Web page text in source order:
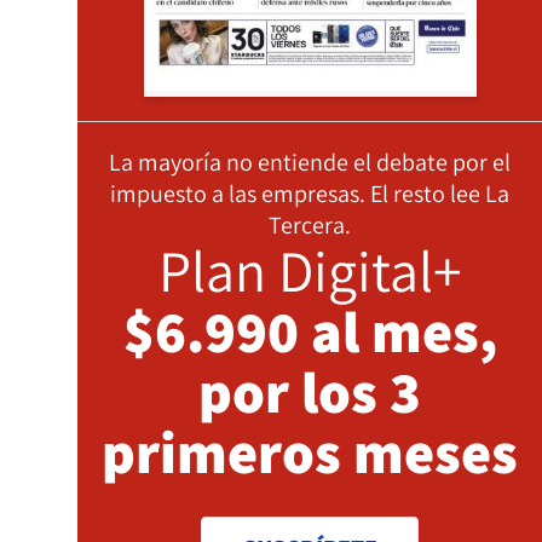
La mayoría no entiende el debate por el
impuesto a las empresas. El resto lee La
Tercera.
Plan Digital+
$6.990 al mes,
por los 3
primeros meses